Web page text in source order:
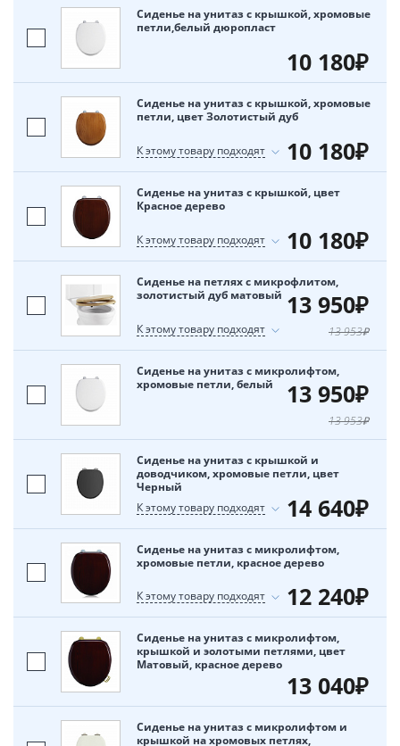
Сиденье на унитаз с крышкой, хромовые
петли,белый дюропласт
10 180₽
Сиденье на унитаз с крышкой, хромовые
петли, цвет Золотистый дуб
К этому товару подходят 10 180₽
Сиденье на унитаз с крышкой, цвет
Красное дерево
К этому товару подходят 10 180₽
Сиденье на петлях с микрофлитом,
золотистый дуб матовый
К этому товару подходят
13 950₽
13 953₽
Сиденье на унитаз с микролифтом,
хромовые петли, белый
13 950₽
13 953₽
Сиденье на унитаз с крышкой и
доводчиком, хромовые петли, цвет
Черный
К этому товару подходят
14 640₽
Сиденье на унитаз с микролифтом,
хромовые петли, красное дерево
К этому товару подходят 12 240₽
Сиденье на унитаз с микролифтом,
крышкой и эолотыми петлями, цвет
Матовый, красное дерево
13 040₽
Сиденье на унитаз с микролифтом и
крышкой на хромовых петлях,